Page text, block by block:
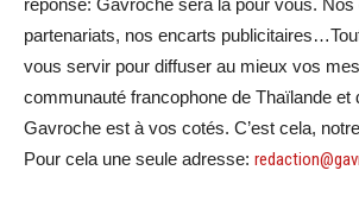
réponse: Gavroche sera là pour vous. Nos
partenariats, nos encarts
vous servir pour diffuser au mieux vos
communauté francophone de Thaïlande et
Gavroche est à vos cotés. C’est cela,
Pour cela une seule adresse: